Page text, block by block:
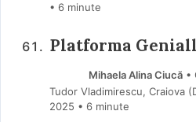
• 6 minute
Platforma
Mihaela Alina Ciucă•
Tudor Vladimirescu, Craiova
2025 • 6 minute